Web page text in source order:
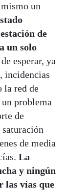
un
de
un solo
esperar, ya
incidencias
la red de
un problema
de
de media
La
y ningún
vías que